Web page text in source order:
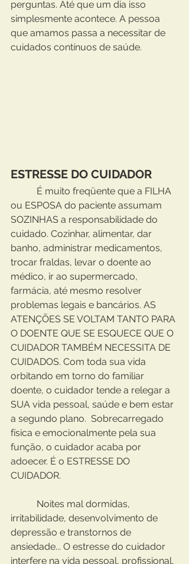
perguntas. Até que um dia isso
simplesmente acontece. A pessoa
que amamos passa a necessitar de
cuidados contínuos de saúde.
ESTRESSE DO CUIDADOR
ou ESPOSA do paciente assumam
SOZINHAS a responsabilidade do
cuidado. Cozinhar, alimentar, dar
banho, administrar medicamentos,
trocar fraldas, levar o doente ao
médico, ir ao supermercado,
farmácia, até mesmo resolver
problemas legais e bancários. AS
ATENÇÕES SE VOLTAM TANTO PARA
O DOENTE QUE SE ESQUECE QUE O
CUIDADOR TAMBÉM NECESSITA DE
CUIDADOS. Com toda sua vida
orbitando em torno do familiar
doente, o cuidador tende a relegar a
SUA vida pessoal, saúde e bem estar
a segundo plano.  Sobrecarregado
física e emocionalmente pela sua
função, o cuidador acaba por
adoecer. É o ESTRESSE DO
CUIDADOR.
irritabilidade, desenvolvimento de
depressão e transtornos de
ansiedade... O estresse do cuidador
interfere na vida pessoal, profissional,